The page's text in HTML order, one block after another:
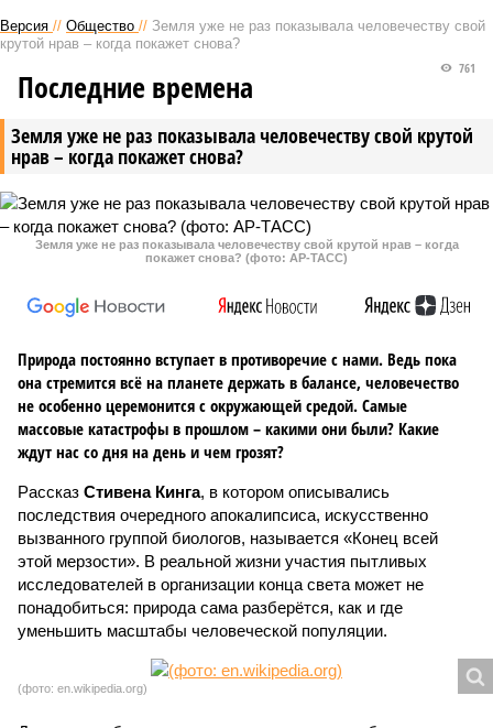
Версия // Общество // Земля уже не раз показывала человечеству свой
крутой нрав – когда покажет снова?
Земля уже не раз показывала человечеству свой крутой
нрав – когда покажет снова?
761
Последние времена
Земля уже не раз показывала человечеству свой крутой нрав – когда
покажет снова? (фото: АР-ТАСС)
Природа постоянно вступает в противоречие с нами. Ведь пока
она стремится всё на планете держать в балансе, человечество
не особенно церемонится с окружающей средой. Самые
массовые катастрофы в прошлом – какими они были? Какие
ждут нас со дня на день и чем грозят?
Рассказ Стивена Кинга, в котором описывались
последствия очередного апокалипсиса, искусственно
вызванного группой биологов, называется «Конец всей
этой мерзости». В реальной жизни участия пытливых
исследователей в организации конца света может не
понадобиться: природа сама разберётся, как и где
уменьшить масштабы человеческой популяции.
(фото: en.wikipedia.org)